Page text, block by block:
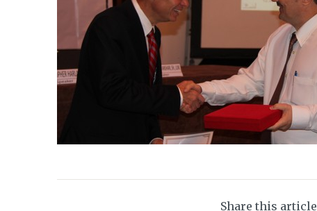
Share this article